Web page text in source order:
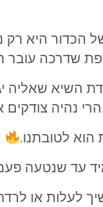
של הכדור היא
שדרכה
שאליה
נהיה צודקים
הוא לטובתנו.
עד שנטעה
לעלות או